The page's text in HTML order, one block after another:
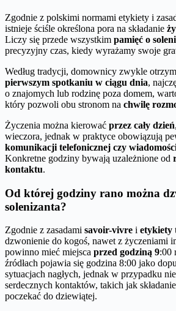
Zgodnie z polskimi normami etykiety i
istnieje ściśle określona pora na składanie
Liczy się przede wszystkim pamięć o
precyzyjny czas, kiedy wyrażamy swoje
Według tradycji, domownicy zwykle
pierwszym spotkaniu w ciągu dnia,
o znajomych lub rodzinę poza domem,
który pozwoli obu stronom na chwilę
Życzenia można kierować przez cały dzień
wieczora, jednak w praktyce obowiązują
komunikacji telefonicznej czy
Konkretne godziny bywają uzależnione od
kontaktu.
Od której godziny rano można
solenizanta?
Zgodnie z zasadami savoir-vivre i etykiety
dzwonienie do kogoś, nawet z życzeniami
powinno mieć miejsca przed godziną 9:00
źródłach pojawia się godzina 8:00 jako
sytuacjach nagłych, jednak w przypadku
serdecznych kontaktów, takich jak
poczekać do dziewiątej.